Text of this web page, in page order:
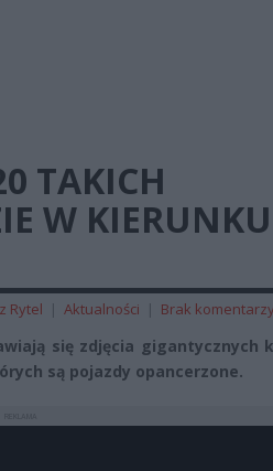
TAKICH
W KIERUNKU
Rytel | Aktualności | Brak komentarzy
się zdjęcia gigantycznych
są pojazdy opancerzone.